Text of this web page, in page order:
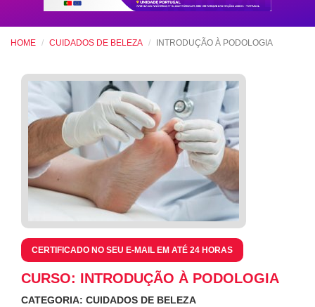
HOME CUIDADOS DE BELEZA INTRODUÇÃO À PODOLOGIA
CERTIFICADO NO SEU E-MAIL EM ATÉ 24 HORAS
CURSO: INTRODUÇÃO À PODOLOGIA
CATEGORIA: CUIDADOS DE BELEZA